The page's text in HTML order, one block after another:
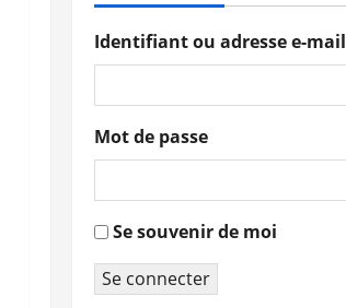
Identifiant ou adresse e-mail
Mot de passe
Se souvenir de moi
Se connecter